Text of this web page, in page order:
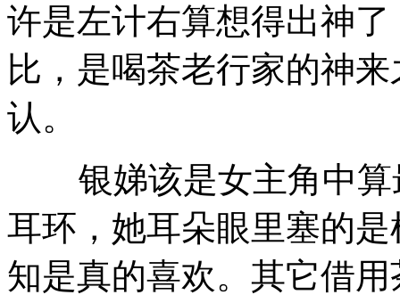
许是左计右算想得出神了
比，是喝茶老行家的神
认。
银娣该是女主角中算
耳环，她耳朵眼里塞的
知是真的喜欢。其它借